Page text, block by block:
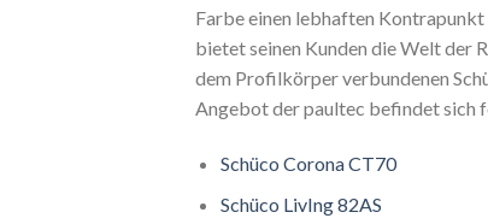
Farbe einen lebhaften Kontrapunkt
bietet seinen Kunden die Welt der
dem Profilkörper verbundenen
Angebot der paultec befindet sich
Schüco Corona CT70
Schüco LivIng 82AS